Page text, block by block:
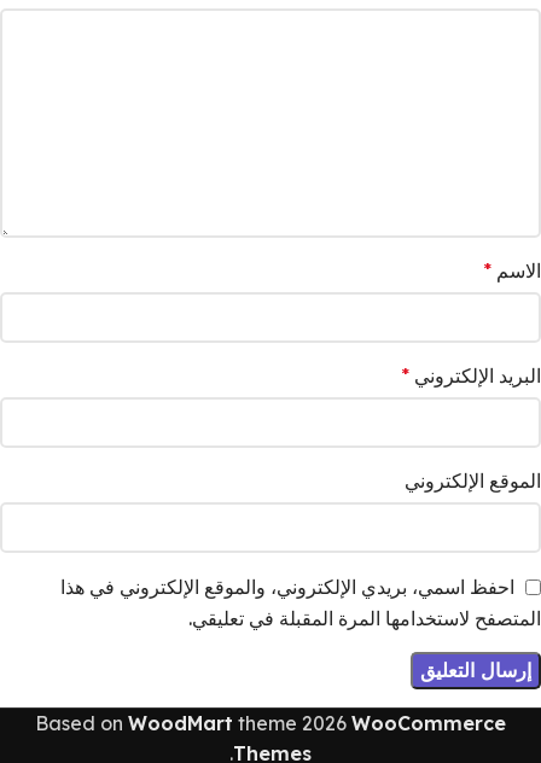
الاسم *
البريد الإلكتروني *
الموقع الإلكتروني
احفظ اسمي، بريدي الإلكتروني، والموقع الإلكتروني في هذا
المتصفح لاستخدامها المرة المقبلة في تعليقي.
Based on WoodMart theme 2026 WooCommerce
Themes
.